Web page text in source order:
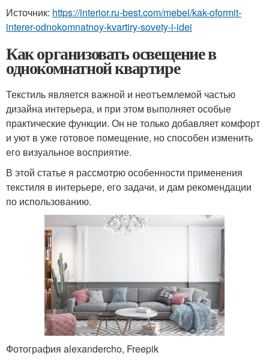
Источник: https://interior.ru-best.com/mebel/kak-oformit-
interer-odnokomnatnoy-kvartiry-sovety-i-idei
Как организовать освещение в
однокомнатной квартире
Текстиль является важной и неотъемлемой частью
дизайна интерьера, и при этом выполняет особые
практические функции. Он не только добавляет комфорт
и уют в уже готовое помещение, но способен изменить
его визуальное восприятие.
В этой статье я рассмотрю особенности применения
текстиля в интерьере, его задачи, и дам рекомендации
по использованию.
Фотография alexandercho, Freepik